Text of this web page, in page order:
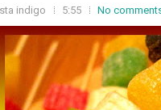
indigo 5:55 No